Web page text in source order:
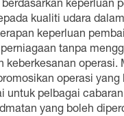
kualiti udara
keperluan
tanpa
keberkesanan
operasi
untuk pelbagai
yang boleh